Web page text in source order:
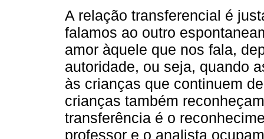
A relação transferencial é
falamos ao outro
amor àquele que nos fala,
autoridade, ou seja, quando
às crianças que continuem
crianças também
transferência é o
professor e o analista